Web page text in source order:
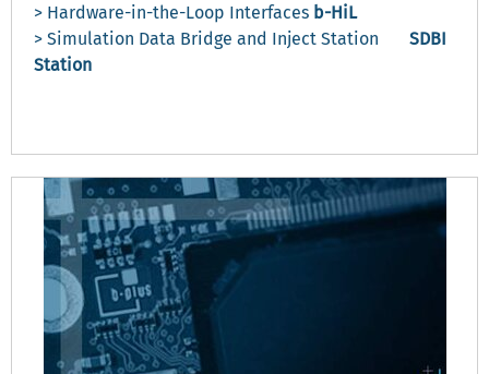
> Hardware-in-the-Loop Interfaces b-HiL
> Simulation Data Bridge and Inject Station
SDBI
Station